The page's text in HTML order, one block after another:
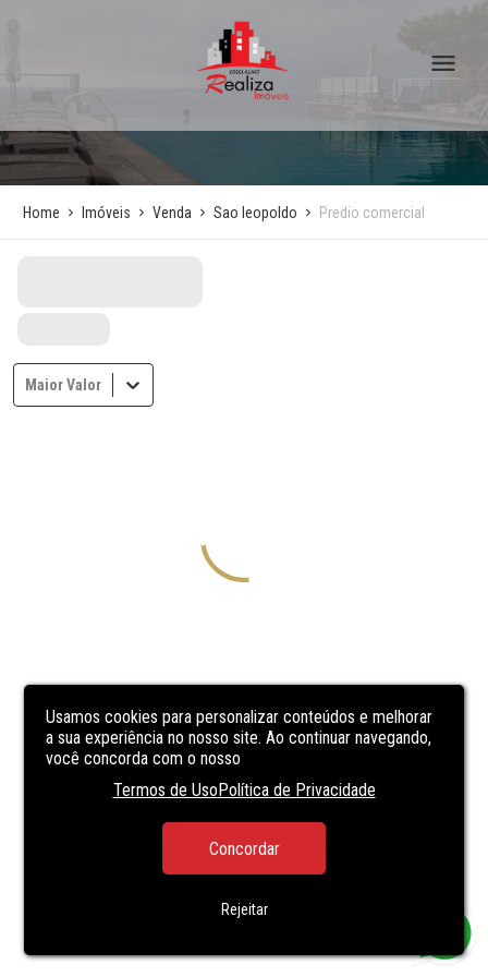
Usamos cookies para personalizar conteúdos e melhorar
a sua experiência no nosso site. Ao continuar navegando,
você concorda com o nosso
Termos de UsoPolítica de Privacidade
Concordar
Rejeitar
Home Imóveis Venda Sao leopoldo Predio comercial
Maior Valor